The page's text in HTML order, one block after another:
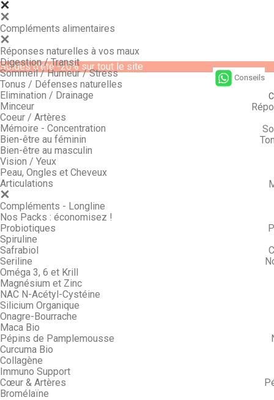
Soldes d'été -20% sur tout le site
Compléments alimentaires
Réponses naturelles à vos maux
Digestion / Transit
Sommeil / Humeur / Stress
Tonus / Défenses naturelles
Elimination / Drainage
Minceur
Coeur / Artères
Mémoire - Concentration
Bien-être au féminin
Bien-être au masculin
Vision / Yeux
Peau, Ongles et Cheveux
Articulations
Compléments - Longline
Nos Packs : économisez !
Probiotiques
Spiruline
Safrabiol
Seriline
Oméga 3, 6 et Krill
Magnésium et Zinc
NAC N-Acétyl-Cystéine
Silicium Organique
Onagre-Bourrache
Maca Bio
Pépins de Pamplemousse
Curcuma Bio
Collagène
Immuno Support
Cœur & Artères
Bromélaïne
Conseils